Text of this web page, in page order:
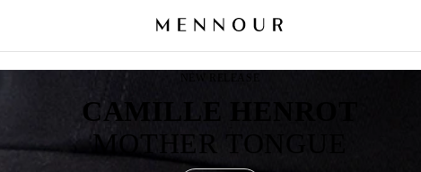
CAMILLE HENROT
MOTHER TONGUE